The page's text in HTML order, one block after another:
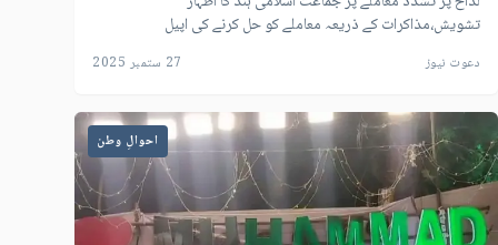
تشویش،مذاکرات کے ذریعہ معاملے کو حل کرنے کی اپیل
دعوت نیوز 27 ستمبر 2025
احوالِ وطن